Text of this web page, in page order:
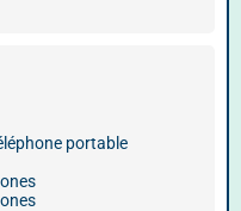
portable